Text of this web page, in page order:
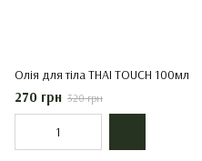
Олія для тіла THAI TOUCH 100мл
270 грн 320 грн